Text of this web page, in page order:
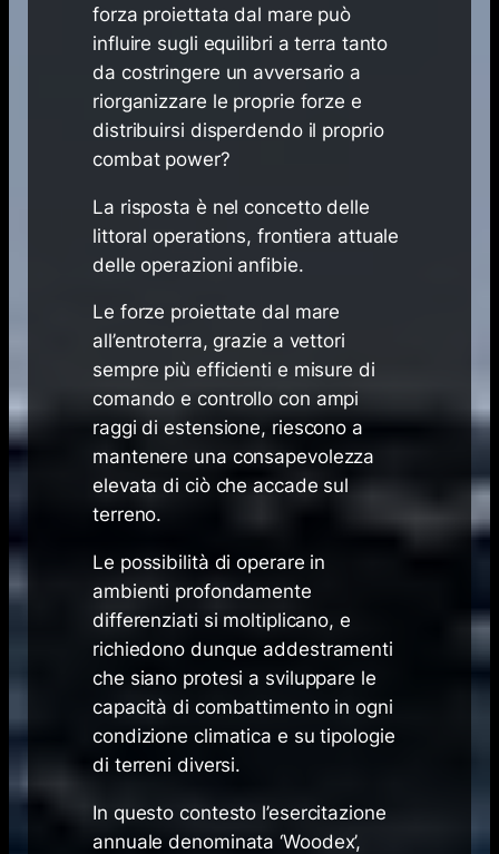
forza proiettata dal mare può
influire sugli equilibri a terra tanto
da costringere un avversario a
riorganizzare le proprie forze e
distribuirsi disperdendo il proprio
combat power?
La risposta è nel concetto delle
littoral operations, frontiera attuale
delle operazioni anfibie.
Le forze proiettate dal mare
all’entroterra, grazie a vettori
sempre più efficienti e misure di
comando e controllo con ampi
raggi di estensione, riescono a
mantenere una consapevolezza
elevata di ciò che accade sul
terreno.
Le possibilità di operare in
ambienti profondamente
differenziati si moltiplicano, e
richiedono dunque addestramenti
che siano protesi a sviluppare le
capacità di combattimento in ogni
condizione climatica e su tipologie
di terreni diversi.
In questo contesto l’esercitazione
annuale denominata ‘Woodex’,